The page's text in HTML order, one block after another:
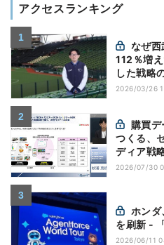
アクセスランキング
112％増
した戦略
2026/03/26
つくる、
ディア戦
2026/07/30
を刷新 -
2026/06/11